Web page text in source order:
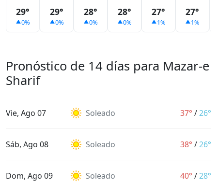
29°
0%
29°
0%
28°
0%
28°
0%
27°
1%
27°
1%
Pronóstico de 14 días para Mazar-e
Sharif
Vie, Ago 07 Soleado 37° /26°
Sáb, Ago 08 Soleado 38° /26°
Dom, Ago 09 Soleado 40° /28°